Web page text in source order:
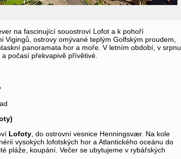
na fascinující souostroví Lofot a k pohoří
Vigingů, ostrovy omývané teplým Golfským proudem,
panoramata hor a moře. V letním období, v srpnu,
počasí překvapivě přívětivé.
Lofoty , do ostrovní vesnice Henningsvær. Na kole
vysokých lofotských hor a Atlantického oceánu do
pláže, koupání. Večer se ubytujeme v rybářských